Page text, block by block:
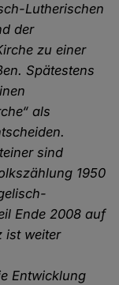
Lutherischen
der
zu einer
Spätestens
als
sind
1950
Ende 2008 auf
ist weiter
Entwicklung